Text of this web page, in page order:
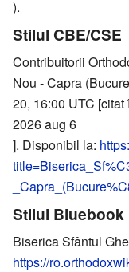
).
Stilul CBE/CSE
Contribuitorii
Nou - Capra
20, 16:00 UTC [citat
2026 aug 6
]. Disponibil la:
Stilul Bluebook
Biserica Sfântul
https://